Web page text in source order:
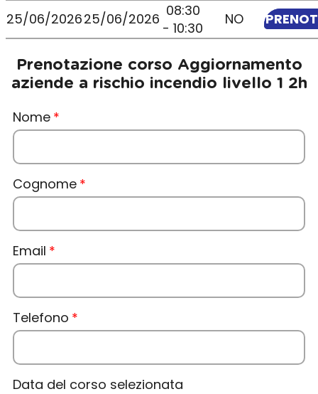
25/06/202625/06/2026 08:30
- 10:30
NO
Prenotazione corso Aggiornamento
aziende a rischio incendio livello 1 2h
Nome
Cognome
Email
Telefono
Data del corso selezionata